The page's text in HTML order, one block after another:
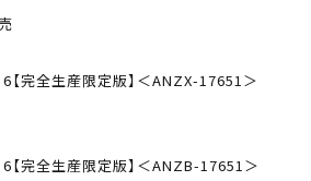
完全生産限定版】＜ANZX-17651＞
完全生産限定版】＜ANZB-17651＞